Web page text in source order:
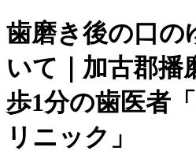
歯磨き後の口の
いて｜加古郡播
歩1分の歯医者
リニック」